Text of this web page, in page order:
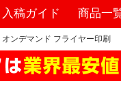
入稿ガイド 商品一
ンデマンド フライヤー印刷